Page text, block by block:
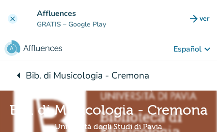
clear Affluences
GRATIS – Google Play arrow_forward ver
Español keyboard_arrow_down
arrow_leftVuelta:
Bib. di Musicologia - Cremona
Bib. di Musicologia - Cremona
Università degli Studi di Pavia